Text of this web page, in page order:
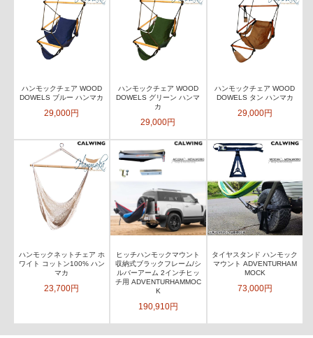
ハンモックチェア WOOD
DOWELS ブルー ハンマカ
29,000円
ハンモックチェア WOOD
DOWELS グリーン ハンマ
カ
29,000円
ハンモックチェア WOOD
DOWELS タン ハンマカ
29,000円
ハンモックネットチェア ホ
ワイト コットン100% ハン
マカ
23,700円
ヒッチハンモックマウント
収納式ブラックフレーム/シ
ルバーアーム 2インチヒッ
チ用 ADVENTURHAMMOC
K
190,910円
タイヤスタンド ハンモック
マウント ADVENTURHAM
MOCK
73,000円